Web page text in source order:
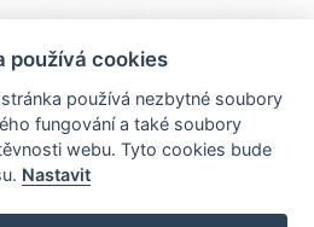
používá cookies
používá nezbytné soubory
fungování a také soubory
webu. Tyto cookies bude
Nastavit